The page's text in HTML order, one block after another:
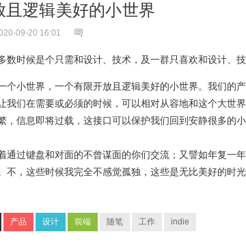
且逻辑美好的小世界
09-20 16:01
数时候是个只需和设计、技术，及一群只喜欢和设计、
个小世界，一个有限开放且逻辑美好的小世界。我们的
我们在需要或必须的时候，可以相对从容地和这个大世
，信息即将过载，这接口可以保护我们回到安静很多的小
通过键盘和对面的不曾谋面的你们交流；又譬如年复一
不，这些时候我完全不感觉孤独，这些是无比美好的时
产品 设计 前端 随笔 工作 indie